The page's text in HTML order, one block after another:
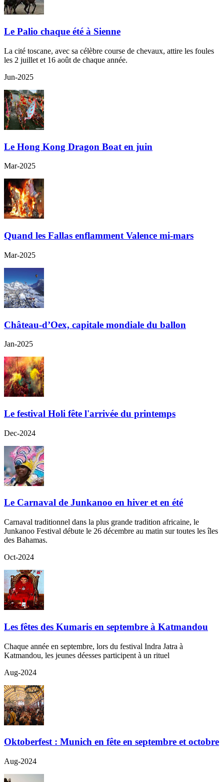
Le Palio chaque été à Sienne
La cité toscane, avec sa célèbre course de chevaux, attire les foules
les 2 juillet et 16 août de chaque année.
Jun-2025
Le Hong Kong Dragon Boat en juin
Mar-2025
Quand les Fallas enflamment Valence mi-mars
Mar-2025
Château-d’Oex, capitale mondiale du ballon
Jan-2025
Le festival Holi fête l'arrivée du printemps
Dec-2024
Le Carnaval de Junkanoo en hiver et en été
Carnaval traditionnel dans la plus grande tradition africaine, le
Junkanoo Festival débute le 26 décembre au matin sur toutes les îles
des Bahamas.
Oct-2024
Les fêtes des Kumaris en septembre à Katmandou
Chaque année en septembre, lors du festival Indra Jatra à
Katmandou, les jeunes déesses participent à un rituel
Aug-2024
Oktoberfest : Munich en fête en septembre et octobre
Aug-2024